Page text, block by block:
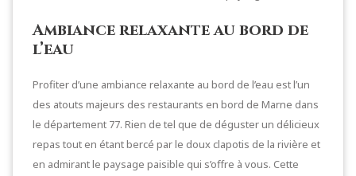
Ambiance relaxante au bord de
l’eau
Profiter d’une ambiance relaxante au bord de l’eau est l’un
des atouts majeurs des restaurants en bord de Marne dans
le département 77. Rien de tel que de déguster un délicieux
repas tout en étant bercé par le doux clapotis de la rivière et
en admirant le paysage paisible qui s’offre à vous. Cette